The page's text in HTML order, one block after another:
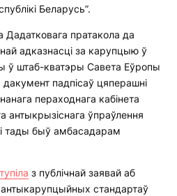
Беларусь”.
пратакола да
адказнасці за карупцыю ў
ў штаб-кватэры Савета Еўропы
падпісаў цяперашні
пераходнага кабінета
антыкрызіснага ўпраўлення
тады быў амбасадарам
з публічнай заявай аб
стандартаў